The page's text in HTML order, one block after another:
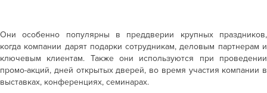
Они особенно популярны в преддверии крупных праздников,
когда компании дарят подарки сотрудникам, деловым партнерам и
ключевым клиентам. Также они используются при проведении
промо-акций, дней открытых дверей, во время участия компании в
выставках, конференциях, семинарах.